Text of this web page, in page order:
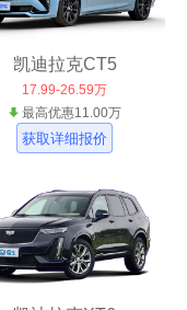
凯迪拉克CT5
17.99-26.59万
最高优惠11.00万
获取详细报价